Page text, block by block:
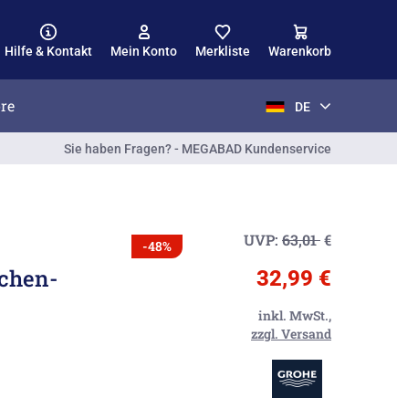
Hilfe & Kontakt Mein Konto Merkliste Warenkorb
DE
Sie haben Fragen? - MEGABAD Kundenservice
-48% UVP: 63,01€
32,99 €
inkl. MwSt.,
zzgl. Versand